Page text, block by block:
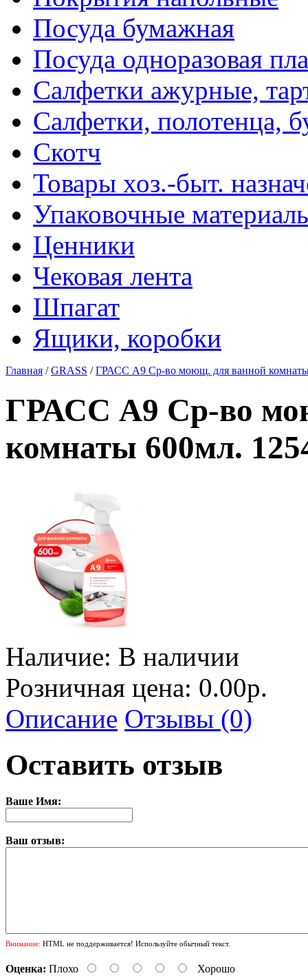
Посуда бумажная
Посуда одноразовая
Салфетки ажурные,
Салфетки, полотенца,
Скотч
Товары хоз.-быт.
Упаковочные
Ценники
Чековая лента
Шпагат
Ящики, коробки
Главная /GRASS /ГРАСС А9 Ср-во моющ. для ванной комнаты
ГРАСС А9 Ср-во
комнаты 600мл.
Наличие: В наличии
Розничная цена: 0.00р.
Описание Отзывы (0)
Оставить отзыв
Ваше Имя:
Ваш отзыв:
Внимание: HTML не поддерживается! Используйте обычный текст.
Оценка: Плохо Хорошо